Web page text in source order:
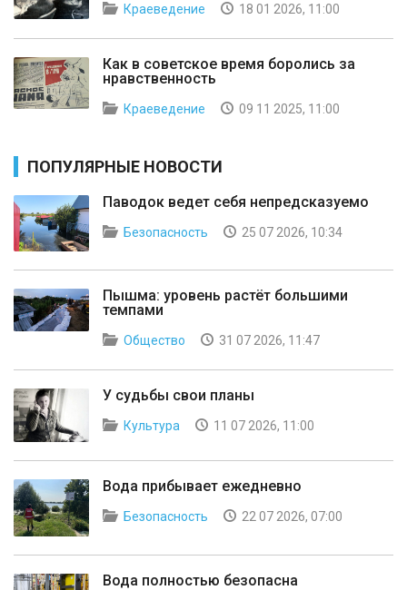
Краеведение 18 01 2026, 11:00
Как в советское время боролись за
нравственность
Краеведение 09 11 2025, 11:00
ПОПУЛЯРНЫЕ НОВОСТИ
Паводок ведет себя непредсказуемо
Безопасность 25 07 2026, 10:34
Пышма: уровень растёт большими
темпами
Общество 31 07 2026, 11:47
У судьбы свои планы
Культура 11 07 2026, 11:00
Вода прибывает ежедневно
Безопасность 22 07 2026, 07:00
Вода полностью безопасна